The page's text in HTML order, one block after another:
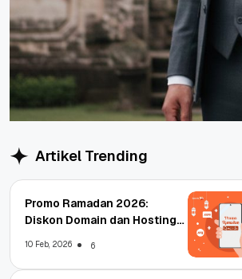
Artikel Trending
Promo Ramadan 2026:
Diskon Domain dan Hosting
10 Feb, 2026 6